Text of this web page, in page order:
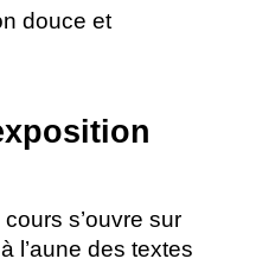
douce et
s’ouvre sur
l’aune des textes